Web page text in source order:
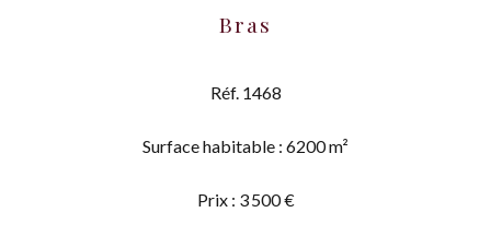
Bras
Réf. 1468
Surface habitable : 6200 m²
Prix : 3 500 €